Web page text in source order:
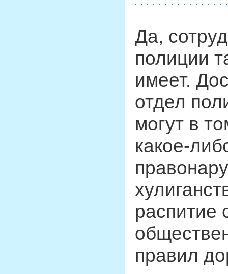
Да,
полиции
имеет.
отдел
могут в
какое-
распитие
правил